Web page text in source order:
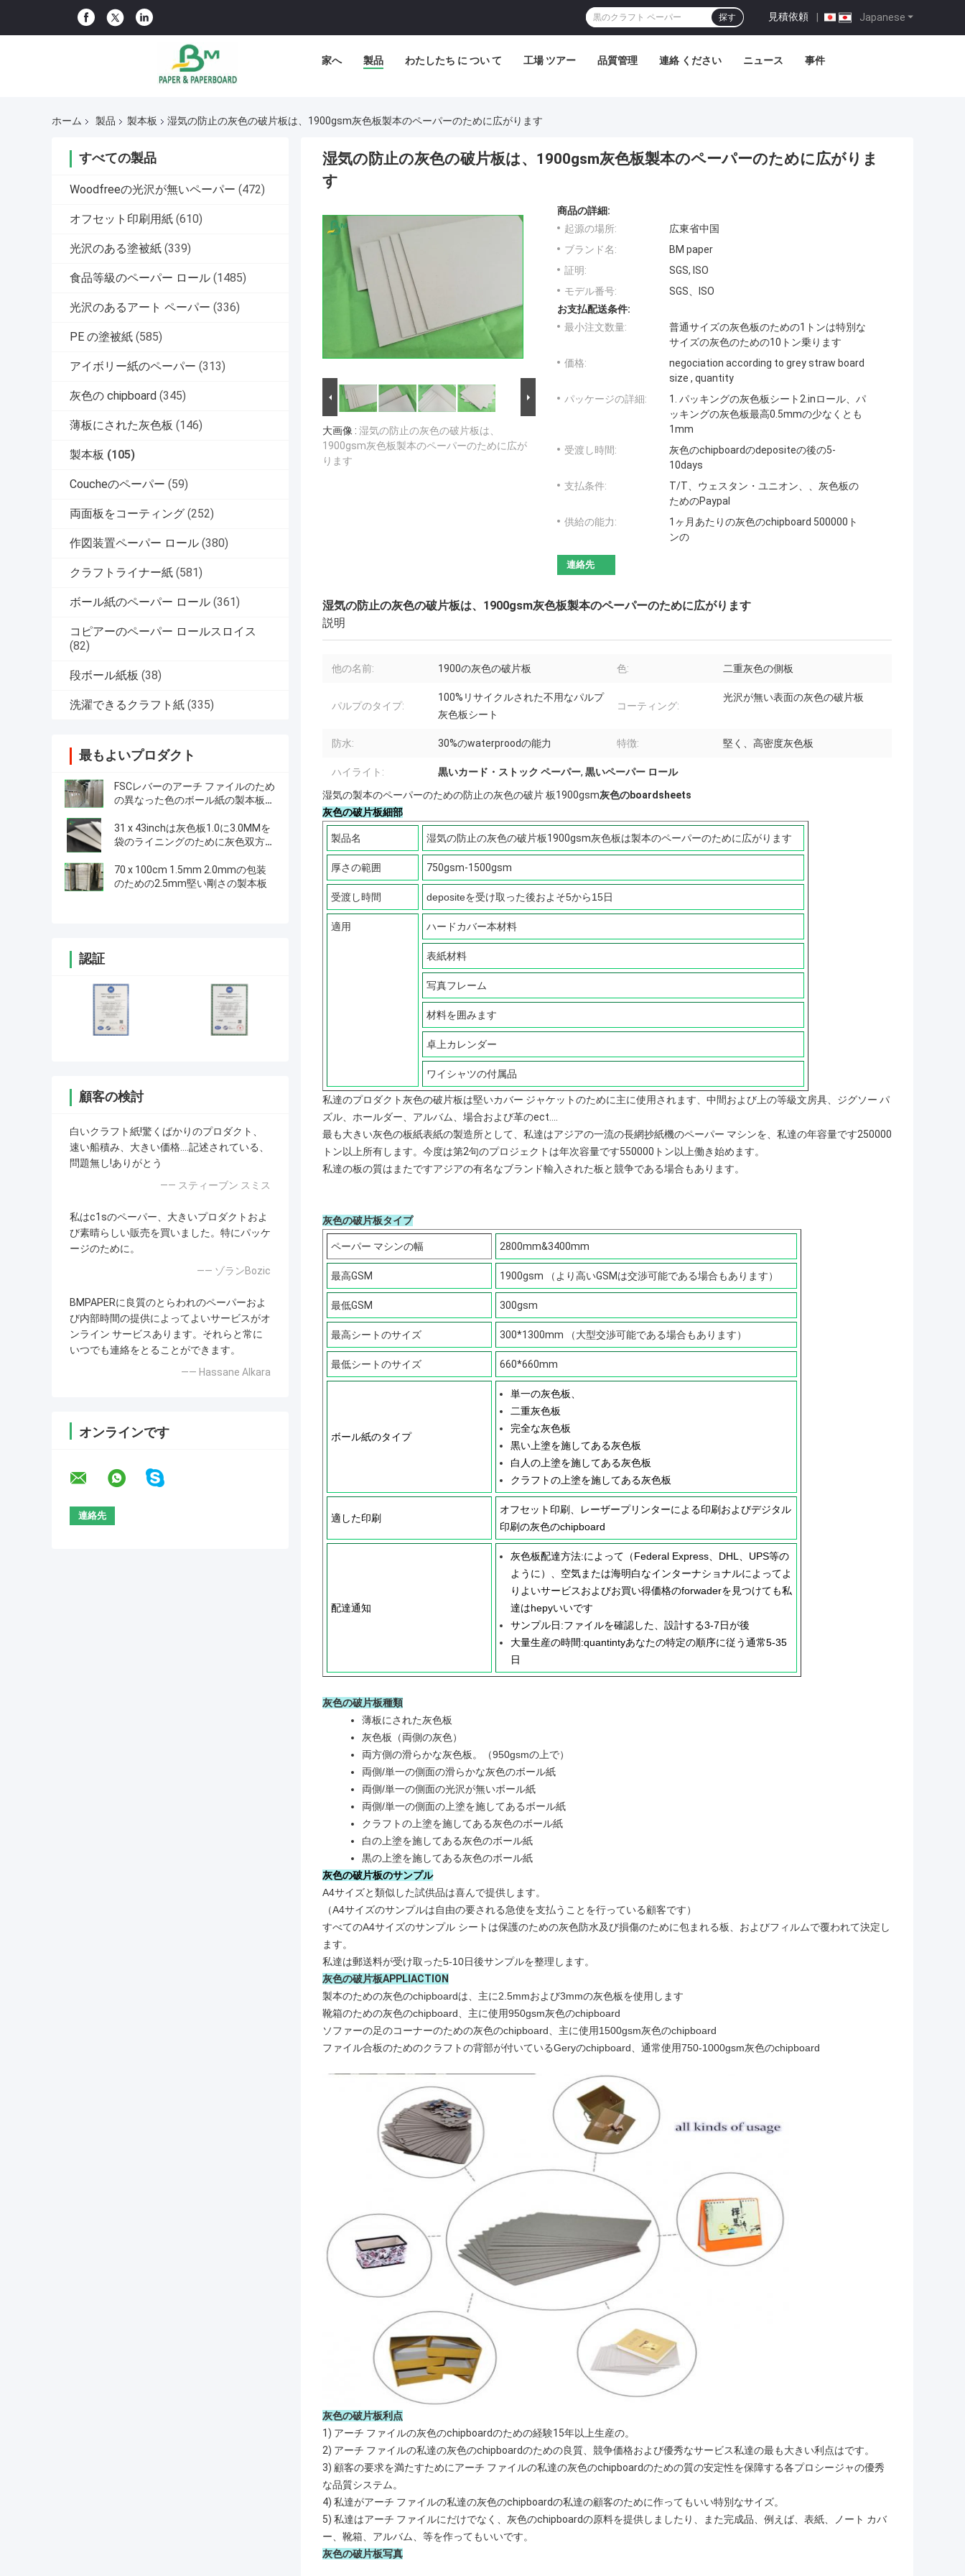
Japanese
見積依頼 |
探す
家へ 製品 わたしたち に つい て 工場 ツアー 品質管理 連絡 ください ニュース 事件
ホーム 製品 製本板 湿気の防止の灰色の破片板は、1900gsm灰色板製本のペーパーのために広がります
すべての製品
Woodfreeの光沢が無いペーパー (472)
オフセット印刷用紙 (610)
光沢のある塗被紙 (339)
食品等級のペーパー ロール (1485)
光沢のあるアート ペーパー (336)
PE の塗被紙 (585)
アイボリー紙のペーパー (313)
灰色の chipboard (345)
薄板にされた灰色板 (146)
製本板 (105)
Coucheのペーパー (59)
両面板をコーティング (252)
作図装置ペーパー ロール (380)
クラフトライナー紙 (581)
ボール紙のペーパー ロール (361)
コピアーのペーパー ロールスロイス
(82)
段ボール紙板 (38)
洗濯できるクラフト紙 (335)
最もよいプロダクト
FSCレバーのアーチ ファイルのため
の異なった色のボール紙の製本板シ
31 x 43inchは灰色板1.0に3.0MMを
袋のライニングのために灰色双方嘆
70 x 100cm 1.5mm 2.0mmの包装
のための2.5mm堅い剛さの製本板
認証
顧客の検討
白いクラフト紙!驚くばかりのプロダクト、
速い船積み、大きい価格….記述されている、
問題無し!ありがとう
—— スティーブン スミス
私はc1sのペーパー、大きいプロダクトおよ
び素晴らしい販売を買いました。特にパッケ
ージのために。
—— ゾランBozic
BMPAPERに良質のとらわれのペーパーおよ
び内部時間の提供によってよいサービスがオ
ンライン サービスあります。それらと常に
いつでも連絡をとることができます。
—— Hassane Alkara
オンラインです
湿気の防止の灰色の破片板は、1900gsm灰色板製本のペーパーのために広がりま
す
大画像 : 湿気の防止の灰色の破片板は、
1900gsm灰色板製本のペーパーのために広が
ります
商品の詳細:
起源の場所:
広東省中国
ブランド名:
BM paper
証明:
SGS, ISO
モデル番号:
SGS、ISO
お支払配送条件:
最小注文数量:
普通サイズの灰色板のための1トンは特別な
サイズの灰色のための10トン乗ります
価格:
negociation according to grey straw board
size , quantity
パッケージの詳細:
1. パッキングの灰色板シート2.inロール、パ
ッキングの灰色板最高0.5mmの少なくとも
1mm
受渡し時間:
灰色のchipboardのdepositeの後の5-
10days
支払条件:
T/T、ウェスタン・ユニオン、、灰色板の
ためのPaypal
供給の能力:
1ヶ月あたりの灰色のchipboard 500000ト
ンの
連絡先
湿気の防止の灰色の破片板は、1900gsm灰色板製本のペーパーのために広がります
説明
他の名前: 1900の灰色の破片板 色: 二重灰色の側板
パルプのタイプ:
100%リサイクルされた不用なパルプ
灰色板シート
コーティング:
光沢が無い表面の灰色の破片板
防水: 30%のwaterproodの能力 特徴: 堅く、高密度灰色板
ハイライト: 黒いカード・ストック ペーパー, 黒いペーパー ロール
湿気の製本のペーパーのための防止の灰色の破片板1900gsm灰色のboardsheets
灰色の破片板細部
製品名 湿気の防止の灰色の破片板1900gsm灰色板は製本のペーパーのために広がります
厚さの範囲 750gsm-1500gsm
受渡し時間 depositeを受け取った後およそ5から15日
適用 ハードカバー本材料
表紙材料
写真フレーム
材料を囲みます
卓上カレンダー
ワイシャツの付属品
私達のプロダクト灰色の破片板は堅いカバー ジャケットのために主に使用されます、中間および上の等級文房具、ジグソー パ
ズル、ホールダー、アルバム、場合および革のect….
最も大きい灰色の板紙表紙の製造所として、私達はアジアの一流の長網抄紙機のペーパー マシンを、私達の年容量です250000
トン以上所有します。今度は第2句のプロジェクトは年次容量です550000トン以上働き始めます。
私達の板の質はまたですアジアの有名なブランド輸入された板と競争である場合もあります。
灰色の破片板タイプ
ペーパー マシンの幅 2800mm&3400mm
最高GSM 1900gsm （より高いGSMは交渉可能である場合もあります）
最低GSM 300gsm
最高シートのサイズ 300*1300mm （大型交渉可能である場合もあります）
最低シートのサイズ 660*660mm
ボール紙のタイプ
単一の灰色板、
二重灰色板
完全な灰色板
黒い上塗を施してある灰色板
白人の上塗を施してある灰色板
クラフトの上塗を施してある灰色板
適した印刷
オフセット印刷、レーザープリンターによる印刷およびデジタル
印刷の灰色のchipboard
配達通知
灰色板配達方法:によって（Federal Express、DHL、UPS等の
ように）、空気または海明白なインターナショナルによってよ
りよいサービスおよびお買い得価格のforwaderを見つけても私
達はhepyいいです
サンプル日:ファイルを確認した、設計する3-7日が後
大量生産の時間:quantintyあなたの特定の順序に従う通常5-35
日
灰色の破片板種類
薄板にされた灰色板
灰色板（両側の灰色）
両方側の滑らかな灰色板。（950gsmの上で）
両側/単一の側面の滑らかな灰色のボール紙
両側/単一の側面の光沢が無いボール紙
両側/単一の側面の上塗を施してあるボール紙
クラフトの上塗を施してある灰色のボール紙
白の上塗を施してある灰色のボール紙
黒の上塗を施してある灰色のボール紙
灰色の破片板のサンプル
A4サイズと類似した試供品は喜んで提供します。
（A4サイズのサンプルは自由の要される急使を支払うことを行っている顧客です）
すべてのA4サイズのサンプル シートは保護のための灰色防水及び損傷のために包まれる板、およびフィルムで覆われて決定し
ます。
私達は郵送料が受け取った5-10日後サンプルを整理します。
灰色の破片板APPLIACTION
製本のための灰色のchipboardは、主に2.5mmおよび3mmの灰色板を使用します
靴箱のための灰色のchipboard、主に使用950gsm灰色のchipboard
ソファーの足のコーナーのための灰色のchipboard、主に使用1500gsm灰色のchipboard
ファイル合板のためのクラフトの背部が付いているGeryのchipboard、通常使用750-1000gsm灰色のchipboard
灰色の破片板利点
1) アーチ ファイルの灰色のchipboardのための経験15年以上生産の。
2) アーチ ファイルの私達の灰色のchipboardのための良質、競争価格および優秀なサービス私達の最も大きい利点はです。
3) 顧客の要求を満たすためにアーチ ファイルの私達の灰色のchipboardのための質の安定性を保障する各プロシージャの優秀
な品質システム。
4) 私達がアーチ ファイルの私達の灰色のchipboardの私達の顧客のために作ってもいい特別なサイズ。
5) 私達はアーチ ファイルにだけでなく、灰色のchipboardの原料を提供しましたり、また完成品、例えば、表紙、ノート カバ
ー、靴箱、アルバム、等を作ってもいいです。
灰色の破片板写真